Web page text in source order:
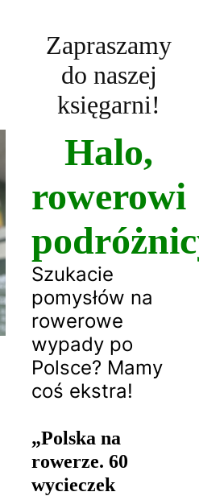
Zapraszamy
do naszej
księgarni!
Halo,
rowerowi
Szukacie
pomysłów na
rowerowe
wypady po
Polsce? Mamy
coś ekstra!
„Polska na
rowerze. 60
wycieczek